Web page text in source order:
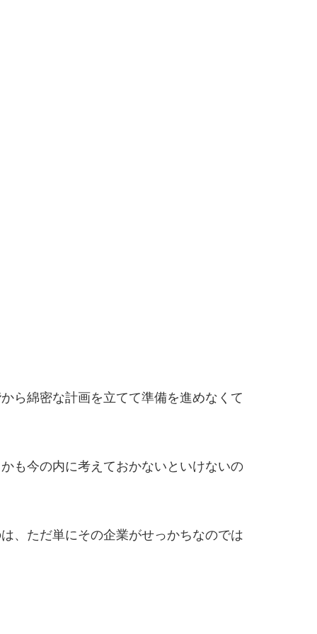
ら綿密な計画を立てて準備を進めなくて
も今の内に考えておかないといけないの
、ただ単にその企業がせっかちなのでは